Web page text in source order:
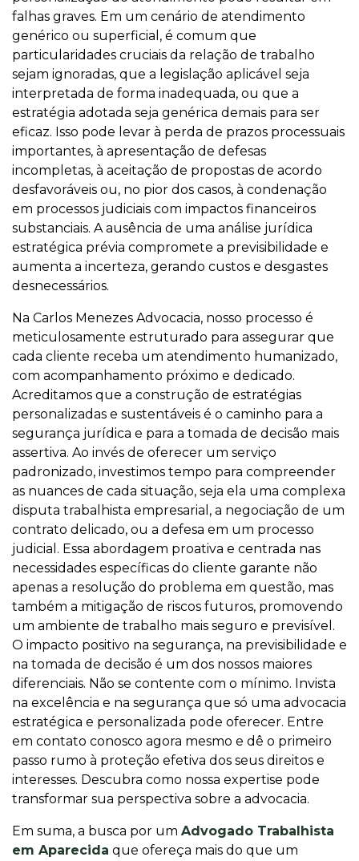
falhas graves. Em um cenário de atendimento
genérico ou superficial, é comum que
particularidades cruciais da relação de trabalho
sejam ignoradas, que a legislação aplicável seja
interpretada de forma inadequada, ou que a
estratégia adotada seja genérica demais para ser
eficaz. Isso pode levar à perda de prazos processuais
importantes, à apresentação de defesas
incompletas, à aceitação de propostas de acordo
desfavoráveis ou, no pior dos casos, à condenação
em processos judiciais com impactos financeiros
substanciais. A ausência de uma análise jurídica
estratégica prévia compromete a previsibilidade e
aumenta a incerteza, gerando custos e desgastes
desnecessários.
Na Carlos Menezes Advocacia, nosso processo é
meticulosamente estruturado para assegurar que
cada cliente receba um atendimento humanizado,
com acompanhamento próximo e dedicado.
Acreditamos que a construção de estratégias
personalizadas e sustentáveis é o caminho para a
segurança jurídica e para a tomada de decisão mais
assertiva. Ao invés de oferecer um serviço
padronizado, investimos tempo para compreender
as nuances de cada situação, seja ela uma complexa
disputa trabalhista empresarial, a negociação de um
contrato delicado, ou a defesa em um processo
judicial. Essa abordagem proativa e centrada nas
necessidades específicas do cliente garante não
apenas a resolução do problema em questão, mas
também a mitigação de riscos futuros, promovendo
um ambiente de trabalho mais seguro e previsível.
O impacto positivo na segurança, na previsibilidade e
na tomada de decisão é um dos nossos maiores
diferenciais. Não se contente com o mínimo. Invista
na excelência e na segurança que só uma advocacia
estratégica e personalizada pode oferecer. Entre
em contato conosco agora mesmo e dê o primeiro
passo rumo à proteção efetiva dos seus direitos e
interesses. Descubra como nossa expertise pode
transformar sua perspectiva sobre a advocacia.
Em suma, a busca por um Advogado Trabalhista
em Aparecida que ofereça mais do que um